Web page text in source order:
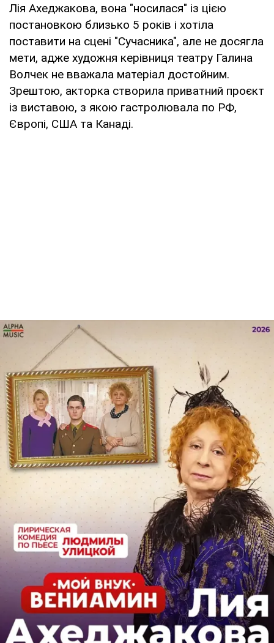
Лія Ахеджакова, вона "носилася" із цією
постановкою близько 5 років і хотіла
поставити на сцені "Сучасника", але не досягла
мети, адже художня керівниця театру Галина
Волчек не вважала матеріал достойним.
Зрештою, акторка створила приватний проєкт
із виставою, з якою гастролювала по РФ,
Європі, США та Канаді.